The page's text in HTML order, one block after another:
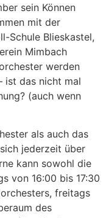
sein Können
mit der
Schule Blieskastel,
Mimbach
werden
ist das nicht mal
(auch wenn
als auch das
jederzeit über
kann sowohl die
von 16:00 bis 17:30
freitags
des